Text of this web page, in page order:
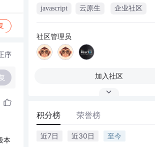
序
本
javascript 云原生 企业社区
社区管理员
加入社区
积分榜 荣誉榜
近7日 近30日 至今